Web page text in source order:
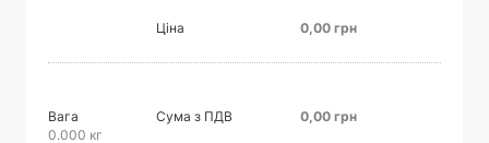
Ціна 0,00 грн
Вага
0.000 кг
Сума з ПДВ 0,00 грн